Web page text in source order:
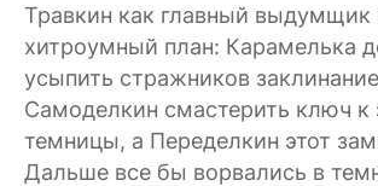
Травкин как главный выдумщик
хитроумный план: Карамелька
усыпить стражников
Самоделкин смастерить ключ к
темницы, а Переделкин этот
Дальше все бы ворвались в